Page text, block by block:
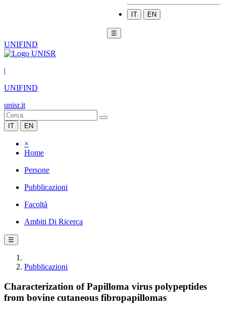
IT EN
☰
UNIFIND
|
UNIFIND
unisr.it
IT EN
×
Home
Persone
Pubblicazioni
Facoltà
Ambiti Di Ricerca
☰
Pubblicazioni
Characterization of Papilloma virus polypeptides
from bovine cutaneous fibropapillomas